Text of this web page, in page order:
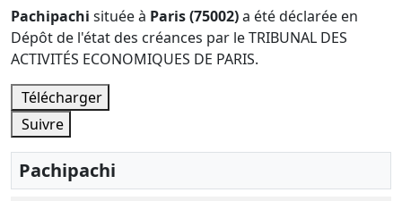
Pachipachi située à Paris (75002)a été déclarée en
Dépôt de l'état des créances par le TRIBUNAL DES
ACTIVITÉS ECONOMIQUES DE PARIS.
Télécharger
Suivre
Pachipachi